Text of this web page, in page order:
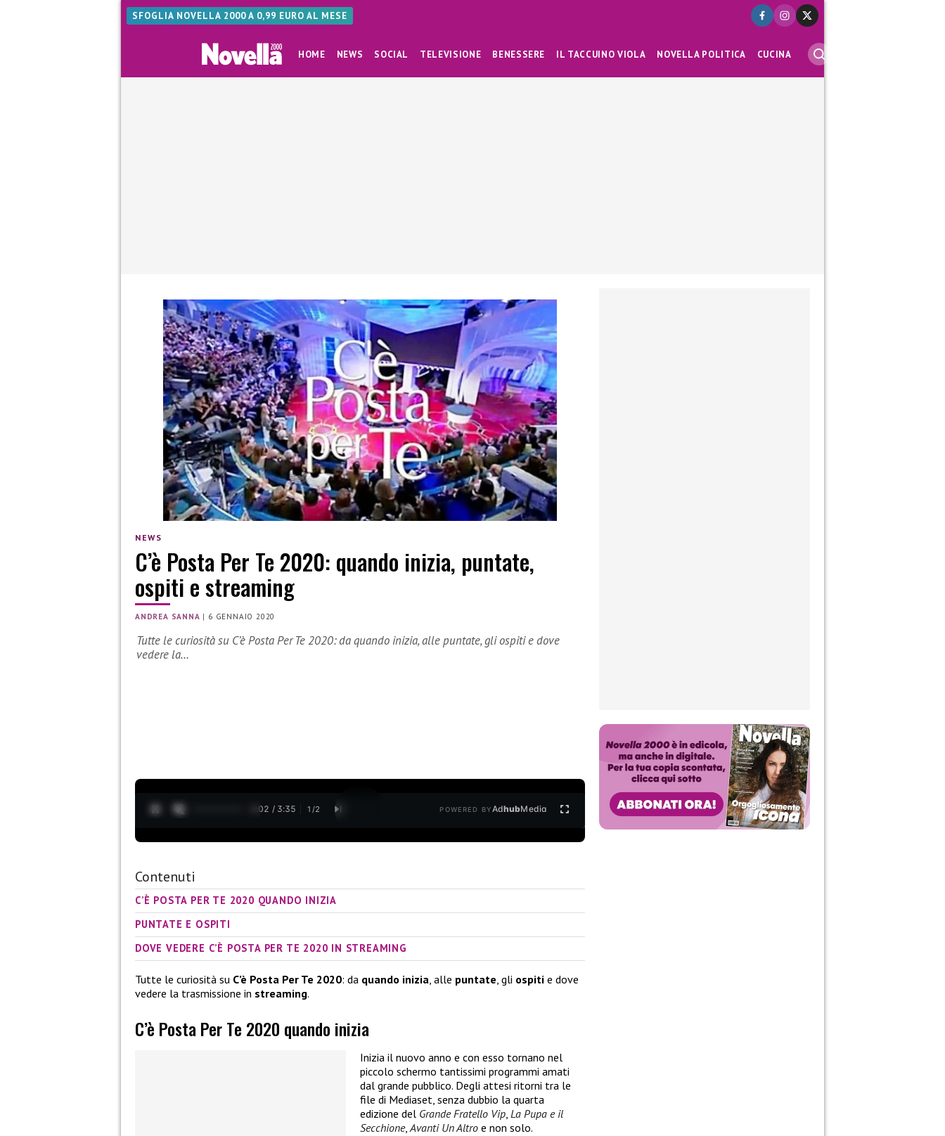
SFOGLIA NOVELLA 2000 A 0,99 EURO AL MESE
HOME NEWS SOCIAL TELEVISIONE BENESSERE IL TACCUINO VIOLA NOVELLA POLITICA CUCINA
NEWS
C’è Posta Per Te 2020: quando inizia, puntate,
ospiti e streaming
ANDREA SANNA | 6 GENNAIO 2020
Tutte le curiosità su C’è Posta Per Te 2020: da quando inizia, alle puntate, gli ospiti e dove
vedere la…
0:03 / 3:35 1 /2 POWERED BYAdhubMedia
Contenuti
C’È POSTA PER TE 2020 QUANDO INIZIA
PUNTATE E OSPITI
DOVE VEDERE C’È POSTA PER TE 2020 IN STREAMING
Tutte le curiosità su C’è Posta Per Te 2020: da quando inizia, alle puntate, gli ospiti e dove
vedere la trasmissione in streaming.
C’è Posta Per Te 2020 quando inizia
Inizia il nuovo anno e con esso tornano nel
piccolo schermo tantissimi programmi amati
dal grande pubblico. Degli attesi ritorni tra le
file di Mediaset, senza dubbio la quarta
edizione del Grande Fratello Vip, La Pupa e il
Secchione,Avanti Un Altro e non solo.